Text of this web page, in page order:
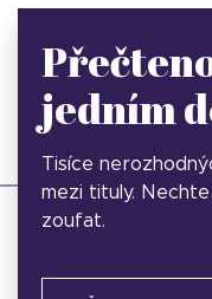
jedním
Tisíce
mezi tituly.
zoufat.